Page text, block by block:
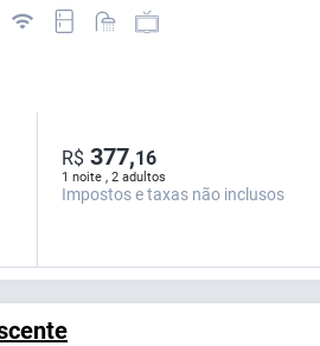
1 noite , 2 adultos
R$ 377,16
Impostos e taxas não inclusos